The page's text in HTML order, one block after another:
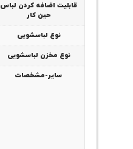
قابلیت اضافه کردن لباس
حین کار
نوع لباسشویی
نوع مخزن لباسشویی
سایر-مشخصات